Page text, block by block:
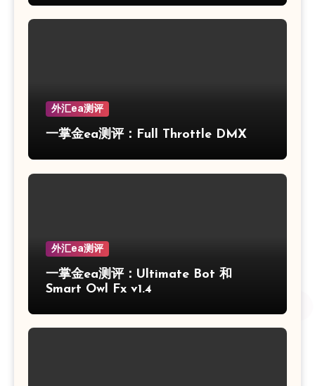
外汇ea测评
一掌金ea测评：Full Throttle DMX
外汇ea测评
一掌金ea测评：Ultimate Bot 和
Smart Owl Fx v1.4